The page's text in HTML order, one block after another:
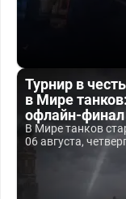
Турнир в
в Мире
офлайн-финал
В Мире танков
06 августа,